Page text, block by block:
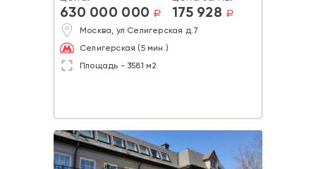
630 000 000 a 175 928 a
Москва, ул Селигерская д.7
Селигерская (5 мин.)
Площадь - 3581 м2